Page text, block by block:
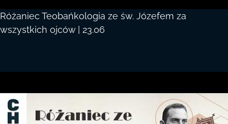
Różaniec Teobańkologia ze św. Józefem za
wszystkich ojców | 23.06